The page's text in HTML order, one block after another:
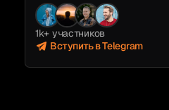
1k+ участников
Вступить в Telegram